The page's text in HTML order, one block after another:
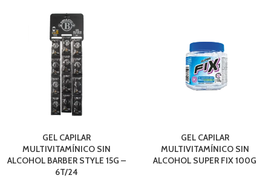
GEL CAPILAR
MULTIVITAMÍNICO SIN
ALCOHOL BARBER STYLE 15G –
6T/24
GEL CAPILAR
MULTIVITAMÍNICO SIN
ALCOHOL SUPER FIX 100G